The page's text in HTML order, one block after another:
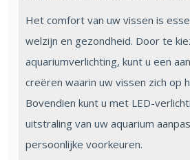
Het comfort van uw vissen is
welzijn en gezondheid. Door te
aquariumverlichting, kunt u een
creëren waarin uw vissen zich op
Bovendien kunt u met LED-
uitstraling van uw aquarium
persoonlijke voorkeuren.